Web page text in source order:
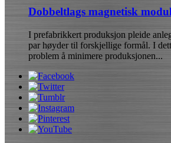
Dobbeltlags magnetisk
I prefabrikkert produksjon pleide
par høyder til forskjellige formål. I
problem å minimere produksjonen...